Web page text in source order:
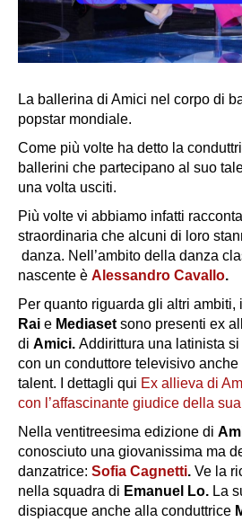
La ballerina di Amici nel corpo di
popstar mondiale.
Come più volte ha detto la
ballerini che partecipano al suo
una volta usciti.
Più volte vi abbiamo infatti
straordinaria che alcuni di loro
danza. Nell’ambito della danza
nascente è Alessandro Cavallo.
Per quanto riguarda gli altri ambiti,
Rai e Mediaset sono presenti ex
di Amici. Addirittura una latinista
con un conduttore televisivo anche
talent. I dettagli qui Ex allieva di
con l’affascinante giudice della
Nella ventitreesima edizione di
conosciuto una giovanissima ma
danzatrice: Sofia Cagnetti. Ve la
nella squadra di Emanuel Lo. La
dispiacque anche alla conduttrice